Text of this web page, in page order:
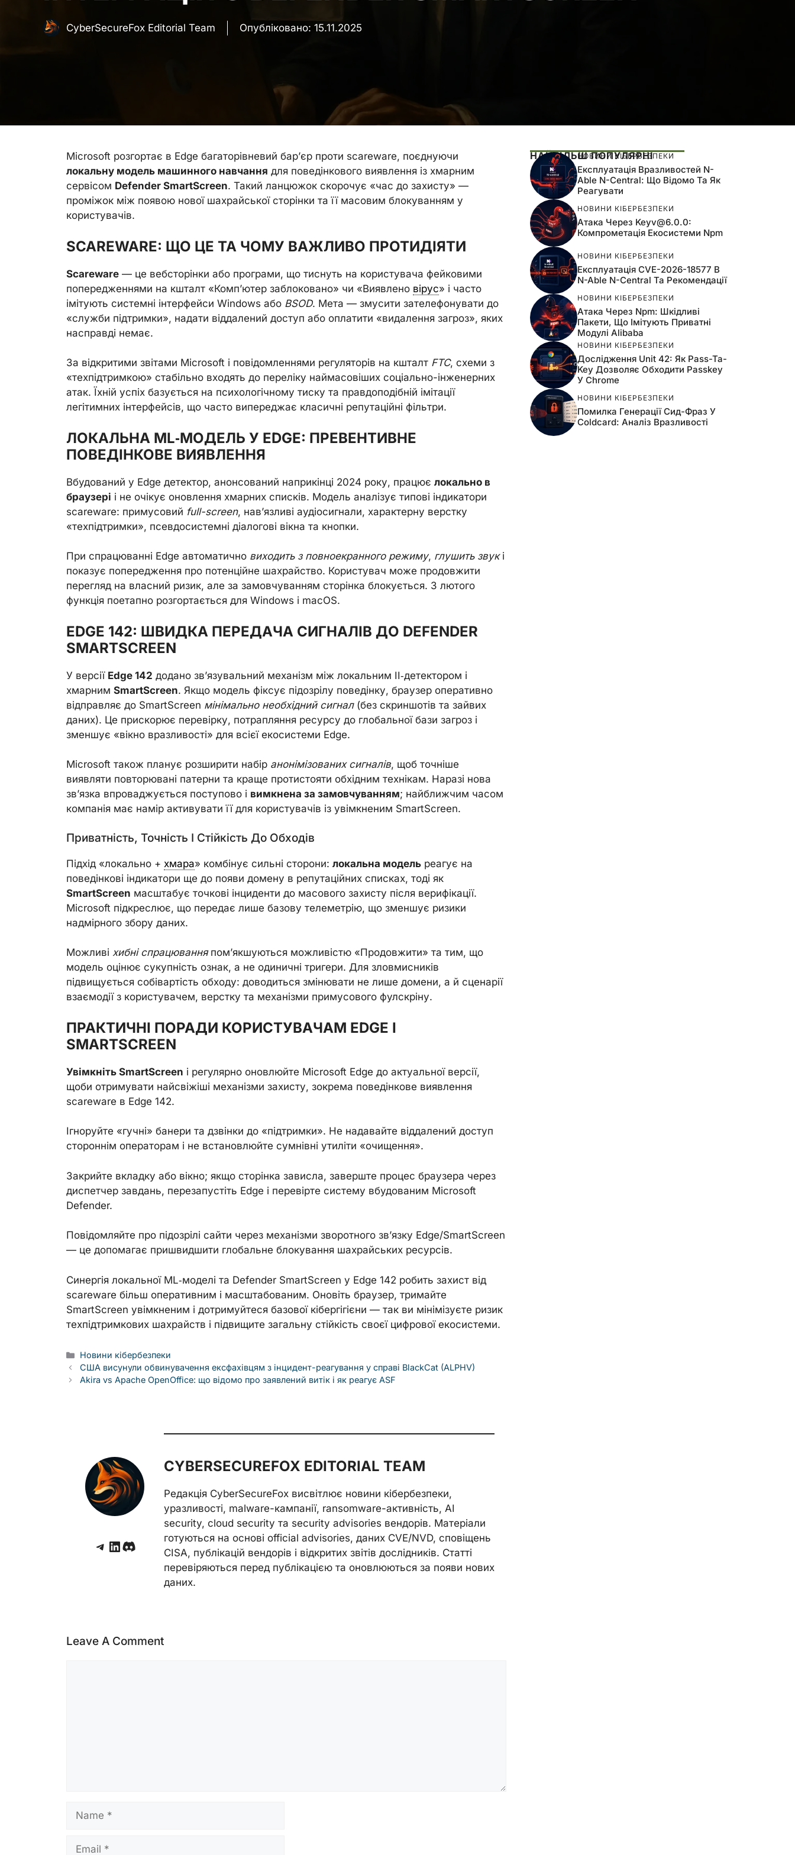
CyberSecureFox Editorial Team Опубліковано: 15.11.2025
Microsoft розгортає в Edge багаторівневий бар’єр проти scareware, поєднуючи
локальну модель машинного навчання для поведінкового виявлення із хмарним
сервісом Defender SmartScreen. Такий ланцюжок скорочує «час до захисту» —
проміжок між появою нової шахрайської сторінки та її масовим блокуванням у
користувачів.
SCAREWARE: ЩО ЦЕ ТА ЧОМУ ВАЖЛИВО ПРОТИДІЯТИ
Scareware — це вебсторінки або програми, що тиснуть на користувача фейковими
попередженнями на кшталт «Комп’ютер заблоковано» чи «Виявлено вірус» і часто
імітують системні інтерфейси Windows або BSOD. Мета — змусити зателефонувати до
«служби підтримки», надати віддалений доступ або оплатити «видалення загроз», яких
насправді немає.
За відкритими звітами Microsoft і повідомленнями регуляторів на кшталт FTC, схеми з
«техпідтримкою» стабільно входять до переліку наймасовіших соціально-інженерних
атак. Їхній успіх базується на психологічному тиску та правдоподібній імітації
легітимних інтерфейсів, що часто випереджає класичні репутаційні фільтри.
ЛОКАЛЬНА ML‑МОДЕЛЬ У EDGE: ПРЕВЕНТИВНЕ
ПОВЕДІНКОВЕ ВИЯВЛЕННЯ
Вбудований у Edge детектор, анонсований наприкінці 2024 року, працює локально в
браузері і не очікує оновлення хмарних списків. Модель аналізує типові індикатори
scareware: примусовий full-screen, нав’язливі аудіосигнали, характерну верстку
«техпідтримки», псевдосистемні діалогові вікна та кнопки.
При спрацюванні Edge автоматично виходить з повноекранного режиму, глушить звукі
показує попередження про потенційне шахрайство. Користувач може продовжити
перегляд на власний ризик, але за замовчуванням сторінка блокується. З лютого
функція поетапно розгортається для Windows і macOS.
EDGE 142: ШВИДКА ПЕРЕДАЧА СИГНАЛІВ ДО DEFENDER
SMARTSCREEN
У версії Edge 142 додано зв’язувальний механізм між локальним ІІ‑детектором і
хмарним SmartScreen. Якщо модель фіксує підозрілу поведінку, браузер оперативно
відправляє до SmartScreen мінімально необхідний сигнал(без скриншотів та зайвих
даних). Це прискорює перевірку, потрапляння ресурсу до глобальної бази загроз і
зменшує «вікно вразливості» для всієї екосистеми Edge.
Microsoft також планує розширити набір анонімізованих сигналів, щоб точніше
виявляти повторювані патерни та краще протистояти обхідним технікам. Наразі нова
зв’язка впроваджується поступово і вимкнена за замовчуванням; найближчим часом
компанія має намір активувати її для користувачів із увімкненим SmartScreen.
Приватність, Точність І Стійкість До Обходів
Підхід «локально + хмара» комбінує сильні сторони: локальна модель реагує на
поведінкові індикатори ще до появи домену в репутаційних списках, тоді як
SmartScreen масштабує точкові інциденти до масового захисту після верифікації.
Microsoft підкреслює, що передає лише базову телеметрію, що зменшує ризики
надмірного збору даних.
Можливі хибні спрацюванняпом’якшуються можливістю «Продовжити» та тим, що
модель оцінює сукупність ознак, а не одиничні тригери. Для зловмисників
підвищується собівартість обходу: доводиться змінювати не лише домени, а й сценарії
взаємодії з користувачем, верстку та механізми примусового фулскріну.
ПРАКТИЧНІ ПОРАДИ КОРИСТУВАЧАМ EDGE І
SMARTSCREEN
Увімкніть SmartScreen і регулярно оновлюйте Microsoft Edge до актуальної версії,
щоби отримувати найсвіжіші механізми захисту, зокрема поведінкове виявлення
scareware в Edge 142.
Ігноруйте «гучні» банери та дзвінки до «підтримки». Не надавайте віддалений доступ
стороннім операторам і не встановлюйте сумнівні утиліти «очищення».
Закрийте вкладку або вікно; якщо сторінка зависла, заверште процес браузера через
диспетчер завдань, перезапустіть Edge і перевірте систему вбудованим Microsoft
Defender.
Повідомляйте про підозрілі сайти через механізми зворотного зв’язку Edge/SmartScreen
— це допомагає пришвидшити глобальне блокування шахрайських ресурсів.
Синергія локальної ML‑моделі та Defender SmartScreen у Edge 142 робить захист від
scareware більш оперативним і масштабованим. Оновіть браузер, тримайте
SmartScreen увімкненим і дотримуйтеся базової кібергігієни — так ви мінімізуєте ризик
техпідтримкових шахрайств і підвищите загальну стійкість своєї цифрової екосистеми.
Categories
Новини кібербезпеки
США висунули обвинувачення ексфахівцям з інцидент-реагування у справі BlackCat (ALPHV)
Akira vs Apache OpenOffice: що відомо про заявлений витік і як реагує ASF
Telegram
LinkedIn
Discord
CYBERSECUREFOX EDITORIAL TEAM
Редакція CyberSecureFox висвітлює новини кібербезпеки,
уразливості, malware-кампанії, ransomware-активність, AI
security, cloud security та security advisories вендорів. Матеріали
готуються на основі official advisories, даних CVE/NVD, сповіщень
CISA, публікацій вендорів і відкритих звітів дослідників. Статті
перевіряються перед публікацією та оновлюються за появи нових
даних.
Leave A Comment
НАЙБІЛЬШ ПОПУЛЯРНІ
НОВИНИ КІБЕРБЕЗПЕКИ
Експлуатація Вразливостей N-
Able N-Central: Що Відомо Та Як
Реагувати
НОВИНИ КІБЕРБЕЗПЕКИ
Атака Через Keyv@6.0.0:
Компрометація Екосистеми Npm
НОВИНИ КІБЕРБЕЗПЕКИ
Експлуатація CVE-2026-18577 В
N-Able N-Central Та Рекомендації
НОВИНИ КІБЕРБЕЗПЕКИ
Атака Через Npm: Шкідливі
Пакети, Що Імітують Приватні
Модулі Alibaba
НОВИНИ КІБЕРБЕЗПЕКИ
Дослідження Unit 42: Як Pass-Ta-
Key Дозволяє Обходити Passkey
У Chrome
НОВИНИ КІБЕРБЕЗПЕКИ
Помилка Генерації Сид-Фраз У
Coldcard: Аналіз Вразливості